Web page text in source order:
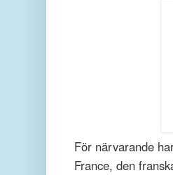
För närvarande
France, den